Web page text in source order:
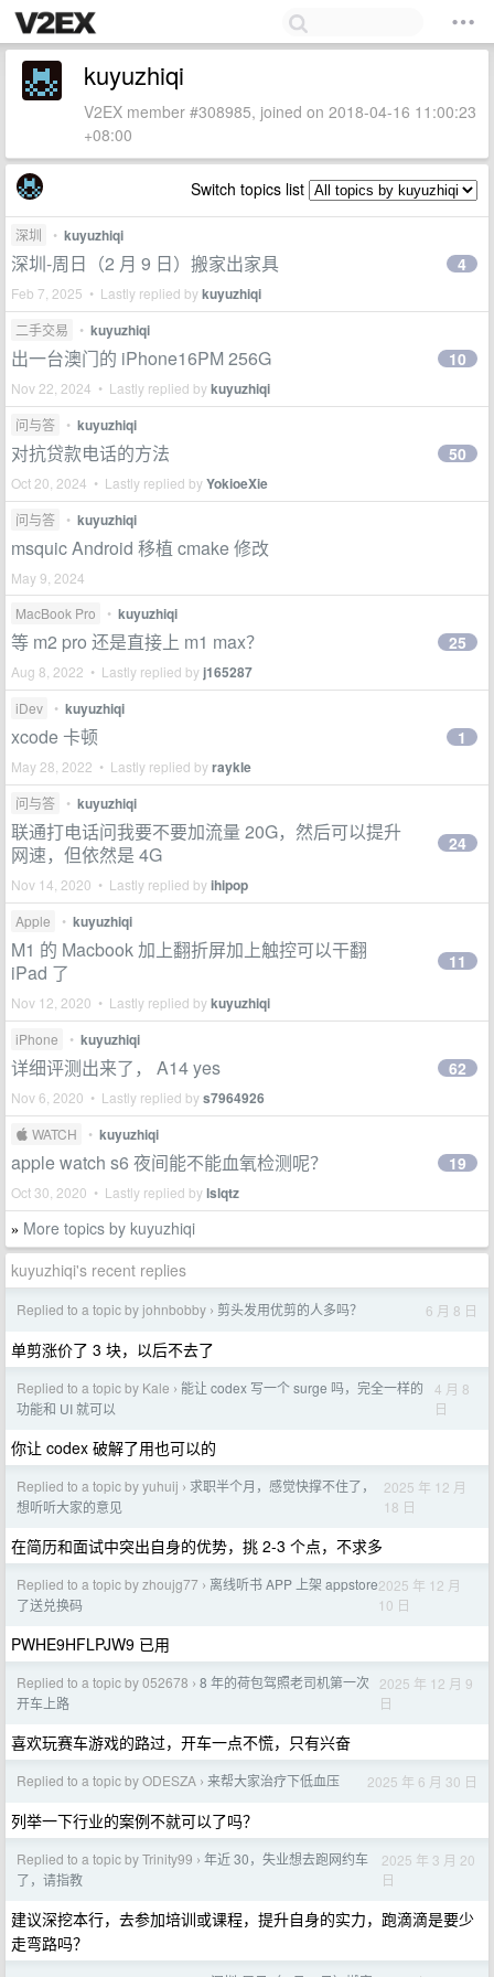
kuyuzhiqi
V2EX member #308985, joined on 2018-04-16 11:00:23
+08:00
Switch topics list
深圳 • kuyuzhiqi
深圳-周日（2 月 9 日）搬家出家具
Feb 7, 2025 • Lastly replied bykuyuzhiqi
4
二手交易 • kuyuzhiqi
出一台澳门的 iPhone16PM 256G
Nov 22, 2024 • Lastly replied bykuyuzhiqi
10
问与答 • kuyuzhiqi
对抗贷款电话的方法
Oct 20, 2024 • Lastly replied byYokioeXie
50
问与答 • kuyuzhiqi
msquic Android 移植 cmake 修改
May 9, 2024
MacBook Pro
• kuyuzhiqi
等 m2 pro 还是直接上 m1 max？
Aug 8, 2022 • Lastly replied by j165287
25
iDev • kuyuzhiqi
xcode 卡顿
May 28, 2022 • Lastly replied byraykle
1
问与答 • kuyuzhiqi
联通打电话问我要不要加流量 20G，然后可以提升
网速，但依然是 4G
Nov 14, 2020 • Lastly replied byihipop
24
Apple • kuyuzhiqi
M1 的 Macbook 加上翻折屏加上触控可以干翻
iPad 了
Nov 12, 2020 • Lastly replied bykuyuzhiqi
11
iPhone • kuyuzhiqi
详细评测出来了， A14 yes
Nov 6, 2020 • Lastly replied bys7964926
62
 WATCH • kuyuzhiqi
apple watch s6 夜间能不能血氧检测呢？
Oct 30, 2020 • Lastly replied bylslqtz
19
» More topics by kuyuzhiqi
kuyuzhiqi's recent replies
Replied to a topic by johnbobby › 剪头发用优剪的人多吗？ 6 月 8 日
单剪涨价了 3 块，以后不去了
Replied to a topic by Kale › 能让 codex 写一个 surge 吗，完全一样的
功能和 UI 就可以
4 月 8
日
你让 codex 破解了用也可以的
Replied to a topic by yuhuij › 求职半个月，感觉快撑不住了，
想听听大家的意见
2025 年 12 月
18 日
在简历和面试中突出自身的优势，挑 2-3 个点，不求多
Replied to a topic by zhoujg77 › 离线听书 APP 上架 appstore
了送兑换码
2025 年 12 月
10 日
PWHE9HFLPJW9 已用
Replied to a topic by 052678 › 8 年的荷包驾照老司机第一次
开车上路
2025 年 12 月 9
日
喜欢玩赛车游戏的路过，开车一点不慌，只有兴奋
Replied to a topic by ODESZA › 来帮大家治疗下低血压 2025 年 6 月 30 日
列举一下行业的案例不就可以了吗？
Replied to a topic by Trinity99 › 年近 30，失业想去跑网约车
了，请指教
2025 年 3 月 20
日
建议深挖本行，去参加培训或课程，提升自身的实力，跑滴滴是要少
走弯路吗？